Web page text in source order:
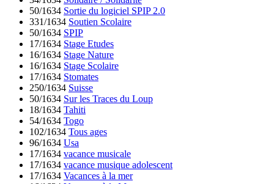
50/1634 Sortie du logiciel SPIP 2.0
331/1634 Soutien Scolaire
50/1634 SPIP
17/1634 Stage Etudes
16/1634 Stage Nature
16/1634 Stage Scolaire
17/1634 Stomates
250/1634 Suisse
50/1634 Sur les Traces du Loup
18/1634 Tahiti
54/1634 Togo
102/1634 Tous ages
96/1634 Usa
17/1634 vacance musicale
17/1634 vacance musique adolescent
17/1634 Vacances à la mer